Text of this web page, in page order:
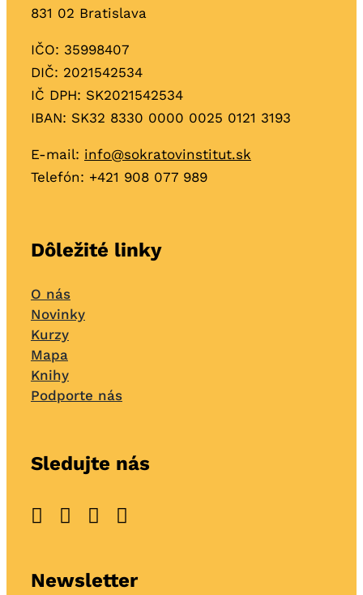
831 02 Bratislava
IČO: 35998407
DIČ: 2021542534
IČ DPH: SK2021542534
IBAN: SK32 8330 0000 0025 0121 3193
E-mail: info@sokratovinstitut.sk
Telefón: +421 908 077 989
Dôležité linky
O nás
Novinky
Kurzy
Mapa
Knihy
Podporte nás
Sledujte nás
Newsletter